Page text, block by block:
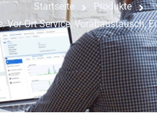
Startseite
Produkte
Ort Service, Vorabaustausch,